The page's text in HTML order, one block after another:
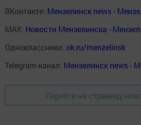
ВКонтакте: Мензелинск news -
MAX: Новости Мензелинска -
Одноклассники: ok.ru/menzelinsk
Telegram-канал: Мензелинск news -
Перейти на страницу